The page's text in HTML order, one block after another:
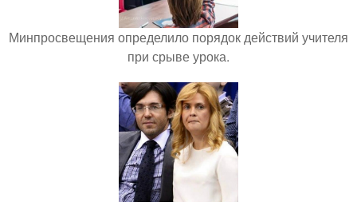
Минпросвещения определило порядок действий учителя
при срыве урока.